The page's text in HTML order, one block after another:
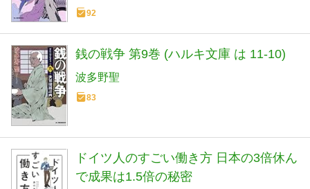
92
銭の戦争 第9巻 (ハルキ文庫 は 11-10)
波多野聖
83
ドイツ人のすごい働き方 日本の3倍休ん
で成果は1.5倍の秘密